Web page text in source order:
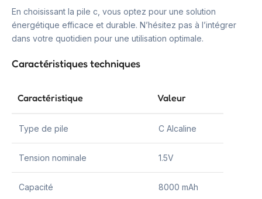
En choisissant la pile c, vous optez pour une solution
énergétique efficace et durable. N’hésitez pas à l’intégrer
dans votre quotidien pour une utilisation optimale.
Caractéristiques techniques
Caractéristique Valeur
Type de pile C Alcaline
Tension nominale 1.5V
Capacité 8000 mAh